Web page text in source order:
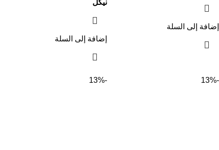
إضافة إلى السلة
نيكل
إضافة إلى السلة
-13%
-13%